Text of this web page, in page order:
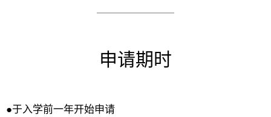
申请期时
●于入学前一年开始申请